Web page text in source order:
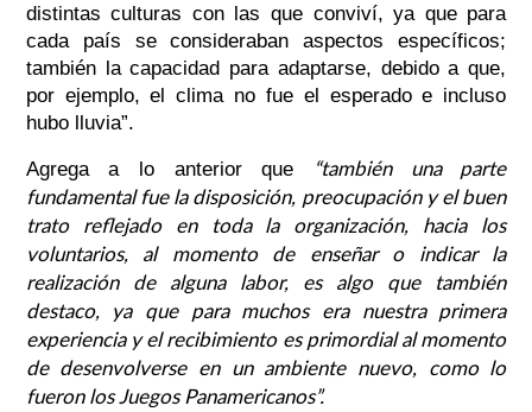
distintas culturas con las que conviví, ya que para
cada país se consideraban aspectos específicos;
también la capacidad para adaptarse, debido a que,
por ejemplo, el clima no fue el esperado e incluso
hubo lluvia”.
Agrega a lo anterior que
“también una parte
fundamental fue la disposición, preocupación y el buen
trato reflejado en toda la organización, hacia los
voluntarios, al momento de enseñar o indicar la
realización de alguna labor, es algo que también
destaco, ya que para muchos era nuestra primera
experiencia y el recibimiento es primordial al momento
de desenvolverse en un ambiente nuevo, como lo
fueron los Juegos Panamericanos”.